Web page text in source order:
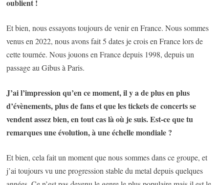
oublient !
Et bien, nous essayons toujours de venir en France. Nous sommes
venus en 2022, nous avons fait 5 dates je crois en France lors de
cette tournée. Nous jouons en France depuis 1998, depuis un
passage au Gibus à Paris.
J’ai l’impression qu’en ce moment, il y a de plus en plus
d’évènements, plus de fans et que les tickets de concerts se
vendent assez bien, en tout cas là où je suis. Est-ce que tu
remarques une évolution, à une échelle mondiale ?
Et bien, cela fait un moment que nous sommes dans ce groupe, et
j’ai toujours vu une progression stable du metal depuis quelques